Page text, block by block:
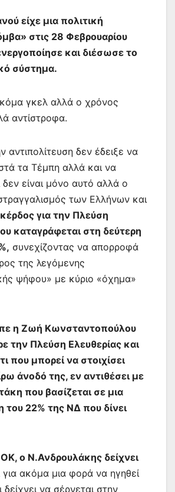
είχε μια πολιτική
στις 28 Φεβρουαρίου
και διέσωσε το
σύστημα.
γκελ αλλά ο χρόνος
αντίστροφα.
αντιπολίτευση δεν έδειξε να
τα Τέμπη αλλά και να
δεν είναι μόνο αυτό αλλά ο
των Ελλήνων και
για την Πλεύση
καταγράφεται στη δεύτερη
συνεχίζοντας να απορροφά
της λεγόμενης
ψήφου» με κύριο «όχημα»
η Ζωή Κωνσταντοπούλου
την Πλεύση Ελευθερίας και
που μπορεί να στοιχίσει
άνοδό της, εν αντιθέσει με
που βασίζεται σε μια
του 22% της ΝΔ που δίνει
ο Ν.Ανδρουλάκης δείχνει
για ακόμα μια φορά να ηγηθεί
δείχνει να σέρνεται στην